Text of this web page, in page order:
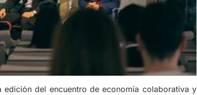
del encuentro de economía colaborativa y